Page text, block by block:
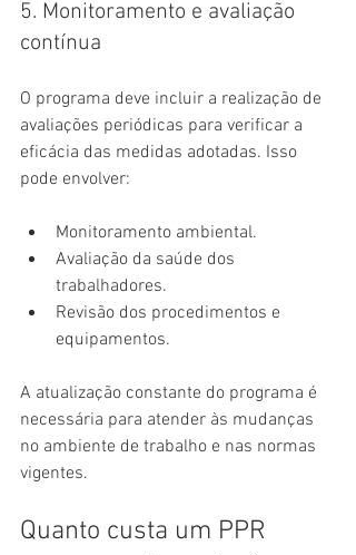
5. Monitoramento e avaliação
contínua
O programa deve incluir a realização de
avaliações periódicas para verificar a
eficácia das medidas adotadas. Isso
pode envolver:
Monitoramento ambiental.
Avaliação da saúde dos
trabalhadores.
Revisão dos procedimentos e
equipamentos.
A atualização constante do programa é
necessária para atender às mudanças
no ambiente de trabalho e nas normas
vigentes.
Quanto custa um PPR